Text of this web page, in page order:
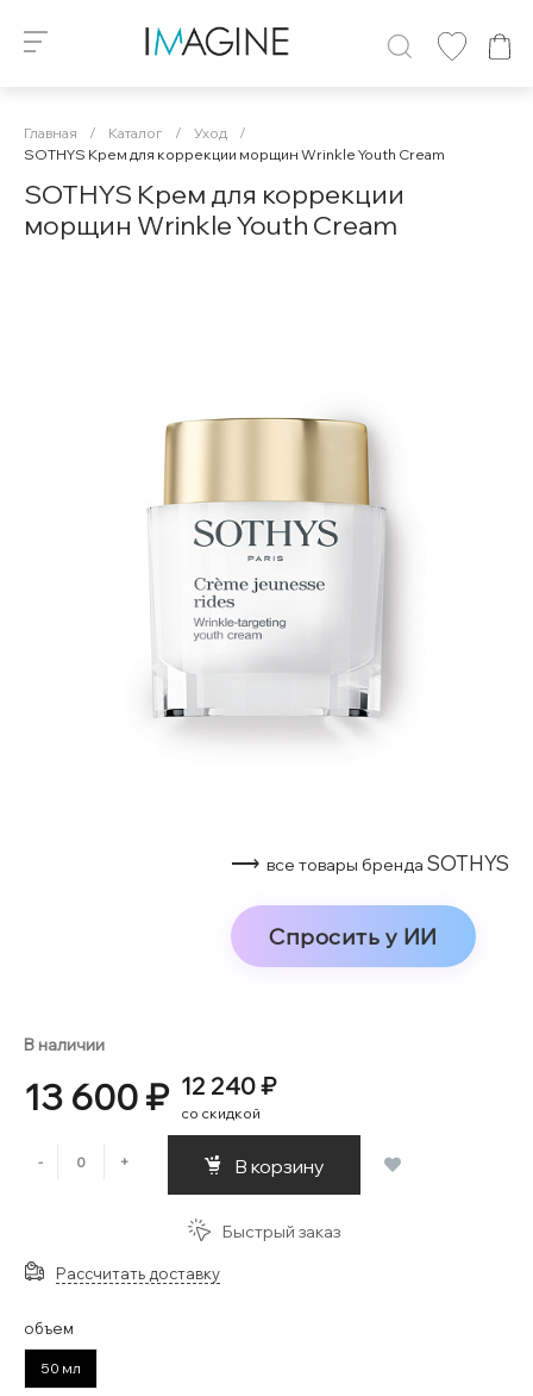
Главная / Каталог / Уход
/
SOTHYS Крем для коррекции морщин Wrinkle Youth Cream
SOTHYS Крем для коррекции
морщин Wrinkle Youth Cream
⟶ все товары бренда SOTHYS
Спросить у ИИ
В наличии
13 600 ₽ 12 240 ₽
со скидкой
- + В корзину
Быстрый заказ
Рассчитать доставку
объем
50 мл